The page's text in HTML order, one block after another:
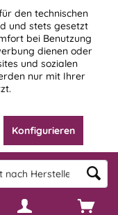
den technischen
und stets gesetzt
bei Benutzung
dienen oder
und sozialen
nur mit Ihrer
Konfigurieren